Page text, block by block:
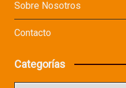
Sobre Nosotros
Contacto
Categorías